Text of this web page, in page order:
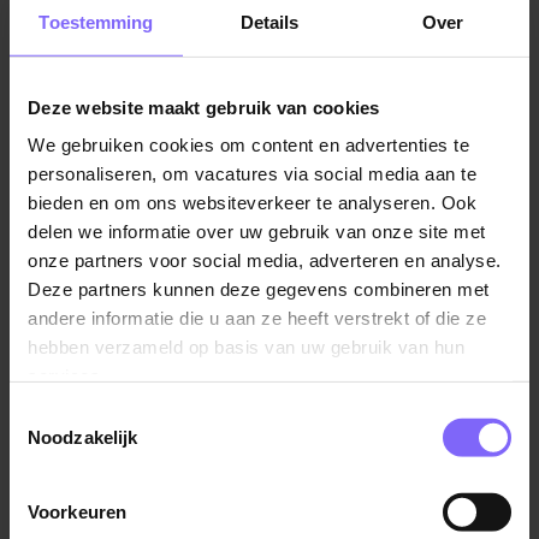
Toestemming Details Over
Deze website maakt gebruik van cookies
We gebruiken cookies om content en advertenties te
personaliseren, om vacatures via social media aan te
bieden en om ons websiteverkeer te analyseren. Ook
delen we informatie over uw gebruik van onze site met
onze partners voor social media, adverteren en analyse.
Deze partners kunnen deze gegevens combineren met
andere informatie die u aan ze heeft verstrekt of die ze
hebben verzameld op basis van uw gebruik van hun
Noodzakelijk
Voorkeuren
vacatures als orderpicker in Heerlen? Dan vind je hier
Bij Banenrijklimburg werken we samen met grote
orderpicker in Heerlen. Is dit dé job die bij jou past of